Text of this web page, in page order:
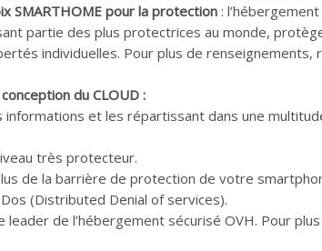
SMARTHOME pour la protection :
partie des plus protectrices au monde,
individuelles. Pour plus de renseignements,
du CLOUD :
informations et les répartissant dans une
très protecteur.
de la barrière de protection de votre
(Distributed Denial of services).
leader de l’hébergement sécurisé OVH. Pour